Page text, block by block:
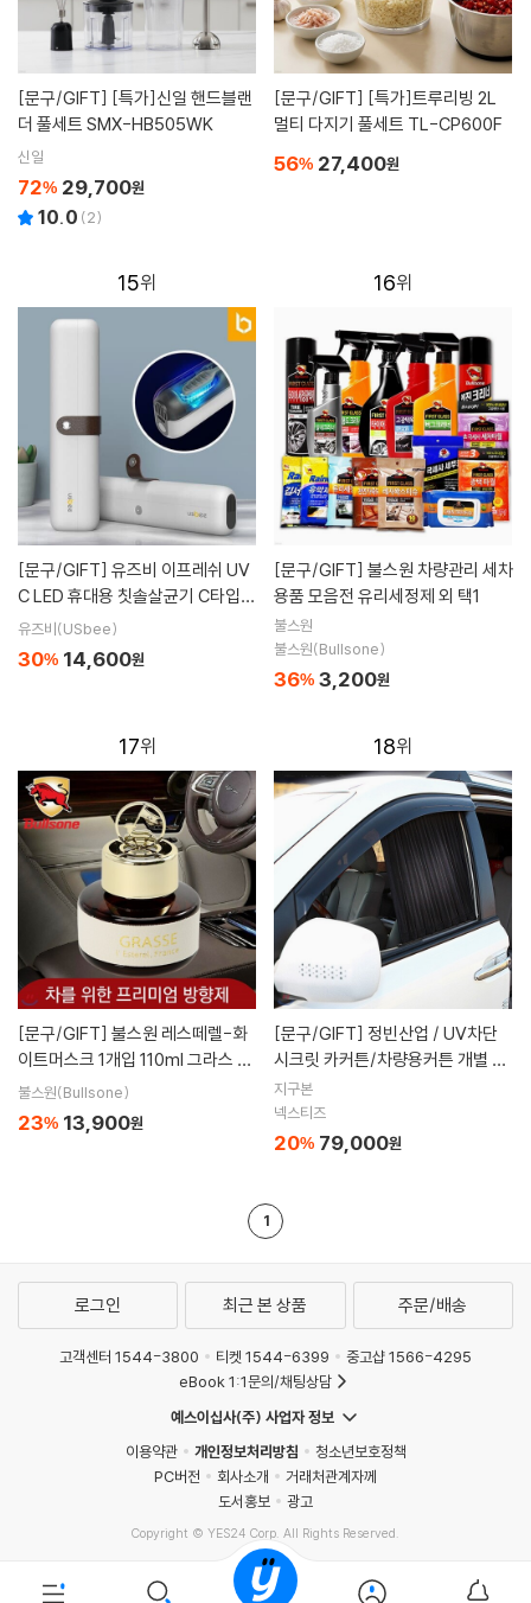
[문구/GIFT]
더 풀세트 SMX-HB505WK
신일
72% 29,700원
10.0 (2)
[문구/GIFT]
멀티 다지기 풀세트 TL-CP600F
56% 27,400원
15
[문구/GIFT]
C LED 휴대용 칫솔살균기 C타입
무선
유즈비(USbee)
30% 14,600원
16
[문구/GIFT]
용품 모음전 유리세정제 외 택1
불스원
불스원(Bullsone)
36% 3,200원
17
[문구/GIFT]
이트머스크 1개입 110ml 그라스 차
량용 방향제 탈취 향수
불스원(Bullsone)
23% 13,900원
18
[문구/GIFT]
시크릿 카커튼/차량용커튼 개별 주
름형/자동차 커텐/커튼/차량용품/
자동차용품/썬팅
지구본
넥스티즈
20% 79,000원
1
로그인 최근 본 상품 주문/배송
고객센터 1544-3800 티켓 1544-6399
중고샵 1566-4295
eBook 1:1문의/채팅상담
예스이십사(주) 사업자 정보
이용약관
개인정보처리방침
청소년보호정책
PC버전
회사소개
거래처관계자께
도서홍보
광고
Copyright © YES24 Corp. All Rights Reserved.